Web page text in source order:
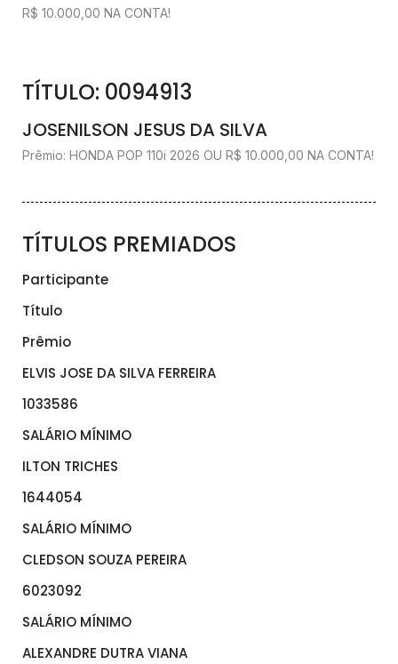
R$ 10.000,00 NA CONTA!
TÍTULO: 0094913
JOSENILSON JESUS DA SILVA
Prêmio: HONDA POP 110i 2026 OU R$ 10.000,00 NA CONTA!
TÍTULOS PREMIADOS
Participante
Título
Prêmio
ELVIS JOSE DA SILVA FERREIRA
1033586
SALÁRIO MÍNIMO
ILTON TRICHES
1644054
SALÁRIO MÍNIMO
CLEDSON SOUZA PEREIRA
6023092
SALÁRIO MÍNIMO
ALEXANDRE DUTRA VIANA